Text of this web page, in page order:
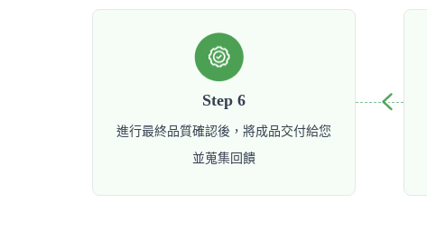
Step 6
進行最終品質確認後，將成品交付給您
並蒐集回饋